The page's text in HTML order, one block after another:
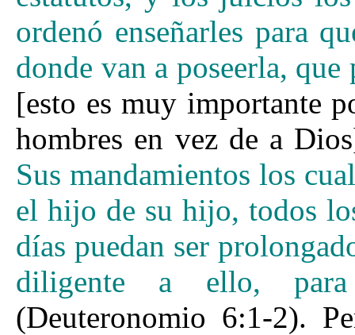
ordenó enseñarles para
donde van a poseerla, que
[esto es muy importante
hombres en vez de a
Sus mandamientos los
el hijo de su hijo, todos
días puedan ser
diligente a ello,
(Deuteronomio 6:1-2).